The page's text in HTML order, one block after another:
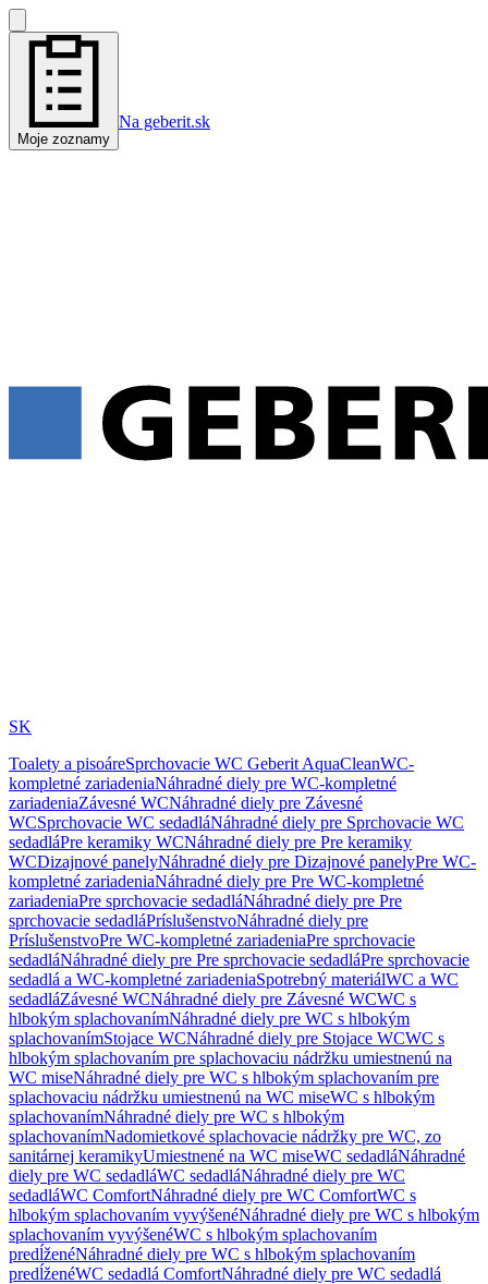
Moje zoznamy
Na geberit.sk
SK
Toalety a pisoáreSprchovacie WC Geberit AquaCleanWC-
kompletné zariadeniaNáhradné diely pre WC-kompletné
zariadeniaZávesné WCNáhradné diely pre Závesné
WCSprchovacie WC sedadláNáhradné diely pre Sprchovacie WC
sedadláPre keramiky WCNáhradné diely pre Pre keramiky
WCDizajnové panelyNáhradné diely pre Dizajnové panelyPre WC-
kompletné zariadeniaNáhradné diely pre Pre WC-kompletné
zariadeniaPre sprchovacie sedadláNáhradné diely pre Pre
sprchovacie sedadláPríslušenstvoNáhradné diely pre
PríslušenstvoPre WC-kompletné zariadeniaPre sprchovacie
sedadláNáhradné diely pre Pre sprchovacie sedadláPre sprchovacie
sedadlá a WC-kompletné zariadeniaSpotrebný materiálWC a WC
sedadláZávesné WCNáhradné diely pre Závesné WCWC s
hlbokým splachovanímNáhradné diely pre WC s hlbokým
splachovanímStojace WCNáhradné diely pre Stojace WCWC s
hlbokým splachovaním pre splachovaciu nádržku umiestnenú na
WC miseNáhradné diely pre WC s hlbokým splachovaním pre
splachovaciu nádržku umiestnenú na WC miseWC s hlbokým
splachovanímNáhradné diely pre WC s hlbokým
splachovanímNadomietkové splachovacie nádržky pre WC, zo
sanitárnej keramikyUmiestnené na WC miseWC sedadláNáhradné
diely pre WC sedadláWC sedadláNáhradné diely pre WC
sedadláWC ComfortNáhradné diely pre WC ComfortWC s
hlbokým splachovaním vyvýšenéNáhradné diely pre WC s hlbokým
splachovaním vyvýšenéWC s hlbokým splachovaním
predĺženéNáhradné diely pre WC s hlbokým splachovaním
predĺženéWC sedadlá ComfortNáhradné diely pre WC sedadlá